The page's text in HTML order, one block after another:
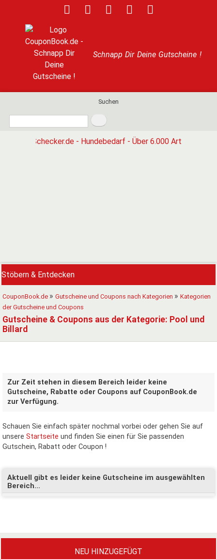
Direkt
Schnapp Dir Deine Gutscheine !
Suchen
Stöbern & Entdecken
CouponBook.de Gutscheine und Coupons nach Kategorien
Kategorien
der Gutscheine und Coupons
Gutscheine & Coupons aus der Kategorie: Pool und
Billard
Zur Zeit stehen in diesem Bereich leider keine
Gutscheine, Rabatte oder Coupons auf CouponBook.de
zur Verfügung.
Schauen Sie einfach später nochmal vorbei oder gehen Sie auf
unsere Startseite und finden Sie einen für Sie passenden
Gutschein, Rabatt oder Coupon !
Aktuell gibt es leider keine Gutscheine im ausgewählten
Bereich...
NEU HINZUGEFÜGT